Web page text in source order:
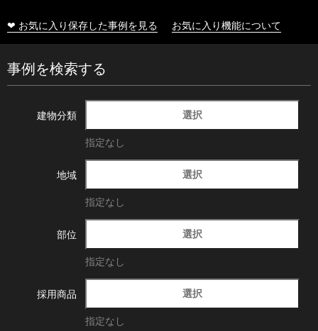
❤ お気に入り保存した事例を見る お気に入り機能について
事例を検索する
建物分類 選択
指定なし
地域 選択
指定なし
部位 選択
指定なし
採用商品 選択
指定なし